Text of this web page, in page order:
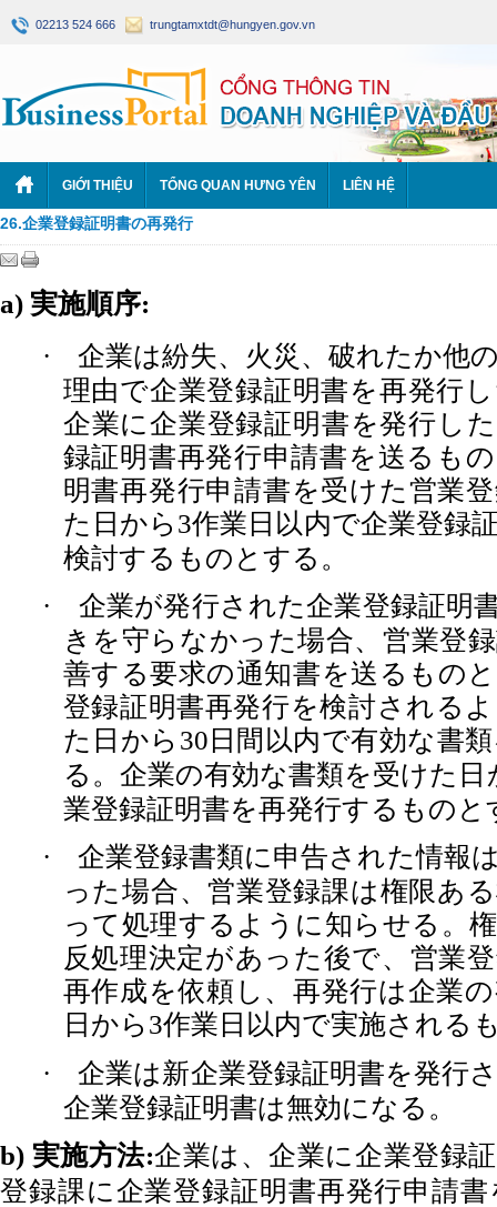
02213 524 666 trungtamxtdt@hungyen.gov.vn
GIỚI THIỆU TỔNG QUAN HƯNG YÊN LIÊN HỆ
26.企業登録証明書の再発行
a) 実施順序:
·
企業は紛失、火災、破れたか他
理由で企業登録証明書を再発行
企業に企業登録証明書を発行し
録証明書再発行申請書を送るも
明書再発行申請書を受けた営業
た日から 3作業日以内で企業登録
検討するものとする。
·
企業が発行された企業登録証明
きを守らなかった場合、営業登
善する要求の通知書を送るもの
登録証明書再発行を検討される
た日から 30 日間以内で有効な書
る。企業の有効な書類を受けた日
業登録証明書を再発行するものと
·
企業登録書類に申告された情報
った場合、営業登録課は権限あ
って処理するように知らせる。
反処理決定があった後で、営業
再作成を依頼し、再発行は企業
日から 3作業日以内で実施される
·
企業は新企業登録証明書を発行
企業登録証明書は無効になる。
b) 実施方法:企業は、企業に企業登録
登録課に企業登録証明書再発行申請